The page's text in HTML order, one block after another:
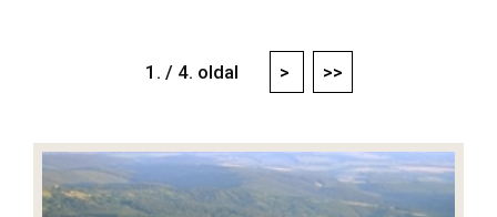
1. / 4. oldal > >>